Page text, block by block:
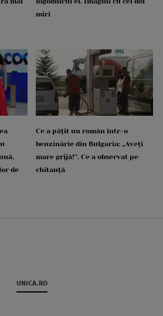
miri
de
Ce a pățit un român într-o
benzinărie din Bulgaria: „Aveți
mare grijă!”. Ce a observat pe
chitanță
UNICA.RO